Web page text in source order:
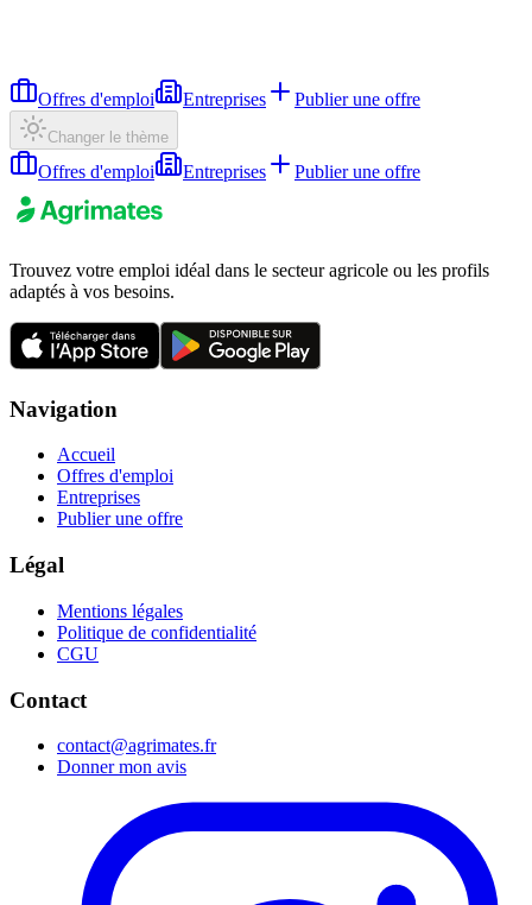
Offres d'emploi Entreprises Publier une offre
Changer le thème
Offres d'emploi Entreprises Publier une offre
Trouvez votre emploi idéal dans le secteur agricole ou les profils
adaptés à vos besoins.
Navigation
Accueil
Offres d'emploi
Entreprises
Publier une offre
Légal
Mentions légales
Politique de confidentialité
CGU
Contact
contact@agrimates.fr
Donner mon avis